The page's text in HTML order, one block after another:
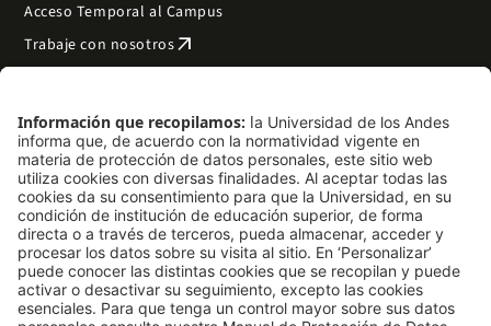
Acceso Temporal al Campus
Trabaje con nosotrosarrow_outward
Preguntas frecuentes
Filantropía y donacionesarrow_outward
Mapa del sitio arrow_outward
Síguenos
LinkedIn